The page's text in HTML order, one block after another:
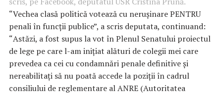
“Vechea clasă politică votează cu nerușinare PENTRU
penali în funcții publice”, a scris deputata, continuand:
“Astăzi, a fost supus la vot în Plenul Senatului proiectul
de lege pe care l-am inițiat alături de colegii mei care
prevedea ca cei cu condamnări penale definitive și
nereabilitați să nu poată accede la poziții în cadrul
consiliului de reglementare al ANRE (Autoritatea